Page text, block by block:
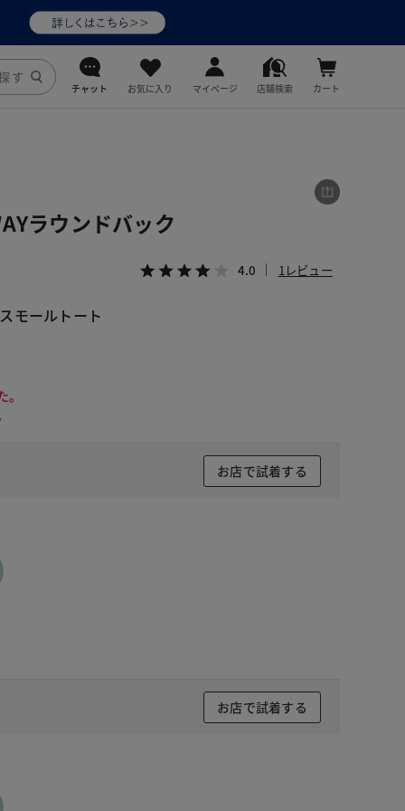
チャット お気に入り マイページ 店舗検索 カート
ラウンドバック
4.0 1レビュー
モールトート
お店で試着する
お店で試着する